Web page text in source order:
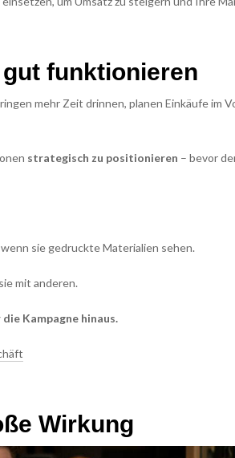
funktionieren
mehr Zeit drinnen, planen Einkäufe im
strategisch zu positionieren – bevor
sie gedruckte Materialien sehen.
mit anderen.
die Kampagne hinaus.
Wirkung